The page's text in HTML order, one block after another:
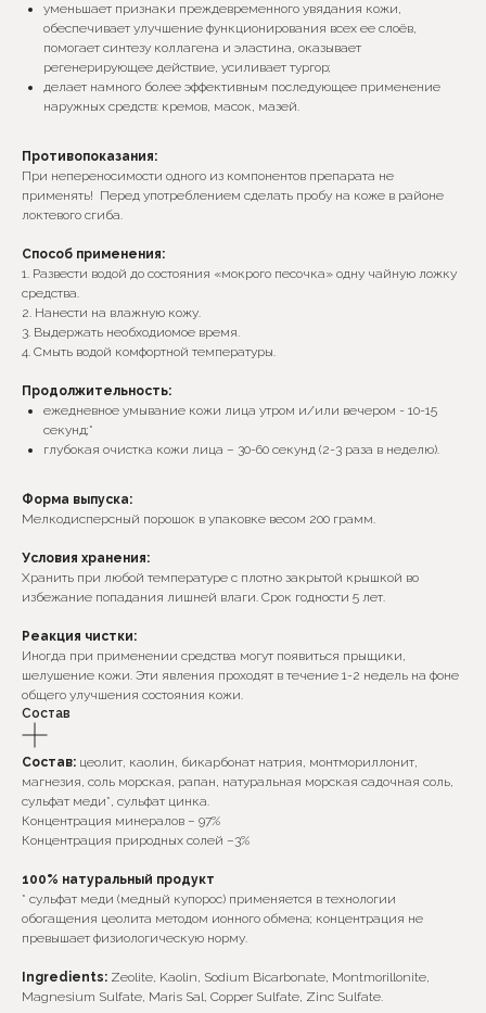
уменьшает признаки преждевременного увядания кожи,
обеспечивает улучшение функционирования всех ее слоёв,
помогает синтезу коллагена и эластина, оказывает
регенерирующее действие, усиливает тургор;
делает намного более эффективным последующее применение
наружных средств: кремов, масок, мазей.
Противопоказания:
При непереносимости одного из компонентов препарата не
применять! Перед употреблением сделать пробу на коже в районе
локтевого сгиба.
Способ применения:
1. Развести водой до состояния «мокрого песочка» одну чайную ложку
средства.
2. Нанести на влажную кожу.
3. Выдержать необходиомое время.
4. Смыть водой комфортной температуры.
Продолжительность:
ежедневное умывание кожи лица утром и/или вечером - 10-15
секунд;*
глубокая очистка кожи лица – 30-60 секунд (2-3 раза в неделю).
Форма выпуска:
Мелкодисперсный порошок в упаковке весом 200 грамм.
Условия хранения:
Хранить при любой температуре с плотно закрытой крышкой во
избежание попадания лишней влаги. Срок годности 5 лет.
Реакция чистки:
Иногда при применении средства могут появиться прыщики,
шелушение кожи. Эти явления проходят в течение 1-2 недель на фоне
общего улучшения состояния кожи.
Состав
Состав: цеолит, каолин, бикарбонат натрия, монтмориллонит,
магнезия, соль морская, рапан, натуральная морская садочная соль,
сульфат меди*, сульфат цинка.
Концентрация минералов – 97%
Концентрация природных солей –3%
100% натуральный продукт
* сульфат меди (медный купорос) применяется в технологии
обогащения цеолита методом ионного обмена; концентрация не
превышает физиологическую норму.
Ingredients: Zeolite, Kaolin, Sodium Bicarbonate, Montmorillonite,
Magnesium Sulfate, Maris Sal, Copper Sulfate, Zinc Sulfate.
*Интернет-магазин skecobeauty.com не несёт ответственности
за продукцию, купленную на интернет ресурсах (авито,
маркетплейс) и у других консультантов
Подпишитесь на наши новости, обещаем присылать
только важную информацию
Ок